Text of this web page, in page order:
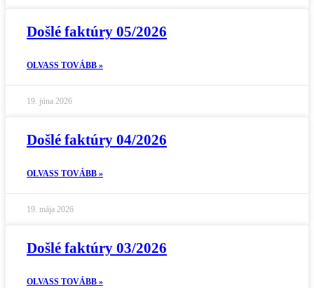
Došlé faktúry 05/2026
OLVASS TOVÁBB »
19. júna 2026
Došlé faktúry 04/2026
OLVASS TOVÁBB »
19. mája 2026
Došlé faktúry 03/2026
OLVASS TOVÁBB »